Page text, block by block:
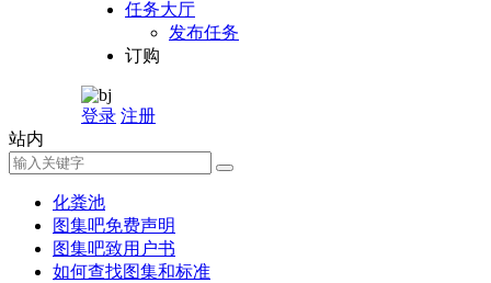
任务大厅
发布任务
订购
登录 注册
站内
化粪池
图集吧免费声明
图集吧致用户书
如何查找图集和标准